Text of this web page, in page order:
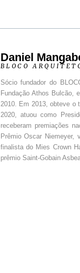
Daniel
BLOCO
Sócio fundador do
Fundação Athos Bulcão,
2010. Em 2013, obteve o
2020, atuou como
receberam premiações
Prêmio Oscar Niemeyer,
finalista do Mies Crown
prêmio Saint-Gobain